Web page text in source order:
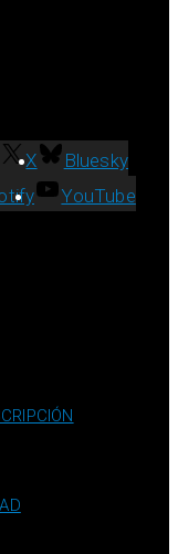
X
Bluesky
YouTube